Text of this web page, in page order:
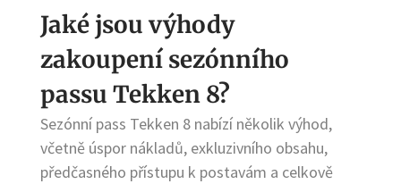
Jaké jsou výhody
zakoupení sezónního
passu Tekken 8?
Sezónní pass Tekken 8 nabízí několik výhod,
včetně úspor nákladů, exkluzivního obsahu,
předčasného přístupu k postavám a celkově